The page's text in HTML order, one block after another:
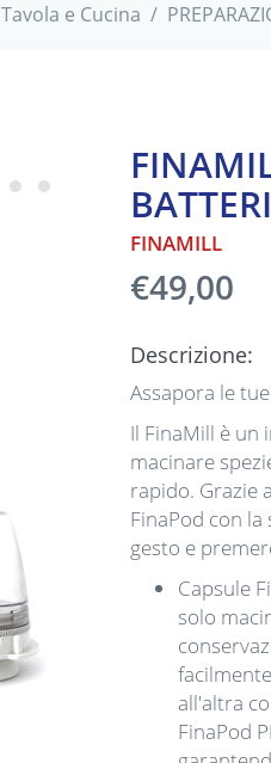
Tavola e Cucina /
FINAMILL
€49,00
Descrizione:
Assapora le
Il FinaMill è un
macinare
rapido. Grazie
FinaPod con
gesto e
Capsule
solo
all'altra
FinaPod